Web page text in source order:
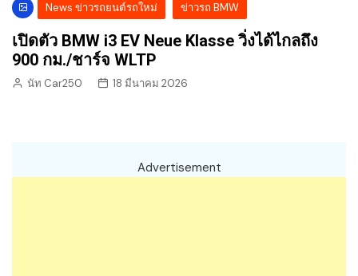
News ข่าวรถยนต์รถใหม่ ข่าวรถ BMW
เปิดตัว BMW i3 EV Neue Klasse วิ่งได้ไกลถึง
900 กม./ชาร์จ WLTP
นัท Car250 18 มีนาคม 2026
Advertisement